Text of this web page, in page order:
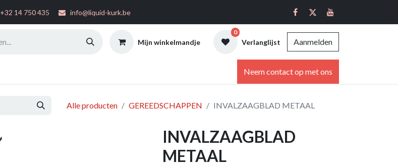
+32 14 750 435 info@liquid-kurk.be
Mijn winkelmandje
0
Verlanglijst Aanmelden
Neem contact op met ons
Alle producten GEREEDSCHAPPEN INVALZAAGBLAD METAAL
INVALZAAGBLAD
METAAL